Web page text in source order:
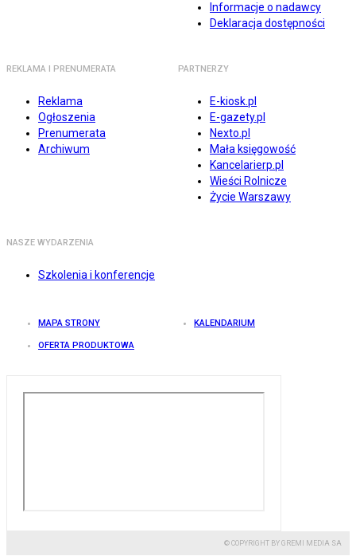
Informacje o nadawcy
Deklaracja dostępności
REKLAMA I PRENUMERATA
Reklama
Ogłoszenia
Prenumerata
Archiwum
PARTNERZY
E-kiosk.pl
E-gazety.pl
Nexto.pl
Mała księgowość
Kancelarierp.pl
Wieści Rolnicze
Życie Warszawy
NASZE WYDARZENIA
Szkolenia i konferencje
MAPA STRONY KALENDARIUM
OFERTA PRODUKTOWA
© COPYRIGHT BY GREMI MEDIA SA